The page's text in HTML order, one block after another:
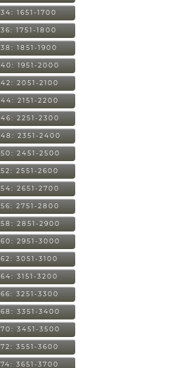
34: 1651-1700
36: 1751-1800
38: 1851-1900
40: 1951-2000
42: 2051-2100
44: 2151-2200
46: 2251-2300
48: 2351-2400
50: 2451-2500
52: 2551-2600
54: 2651-2700
56: 2751-2800
58: 2851-2900
60: 2951-3000
62: 3051-3100
64: 3151-3200
66: 3251-3300
68: 3351-3400
70: 3451-3500
72: 3551-3600
74: 3651-3700